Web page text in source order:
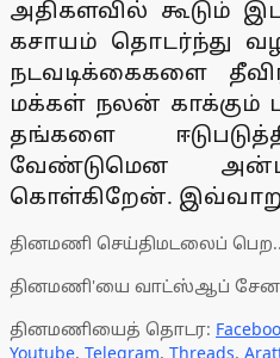
அதிகளவில் கூடும்
கசாயம் தொடர்ந்து
நடவடிக்கைகளை
மக்கள் நலன் காக்கும்
தங்களை
வேண்டுமென
கொள்கிறேன். இவ்வாறு
தினமணி செய்திமடலைப்
தினமணி'யை வாட்ஸ்ஆப்
தினமணியைத் தொடர:
Youtube, Telegram, Threads,